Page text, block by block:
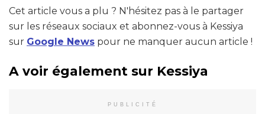
Cet article vous a plu ? N'hésitez pas à le partager
sur les réseaux sociaux et abonnez-vous à Kessiya
sur Google News pour ne manquer aucun article !
A voir également sur Kessiya
PUBLICITÉ